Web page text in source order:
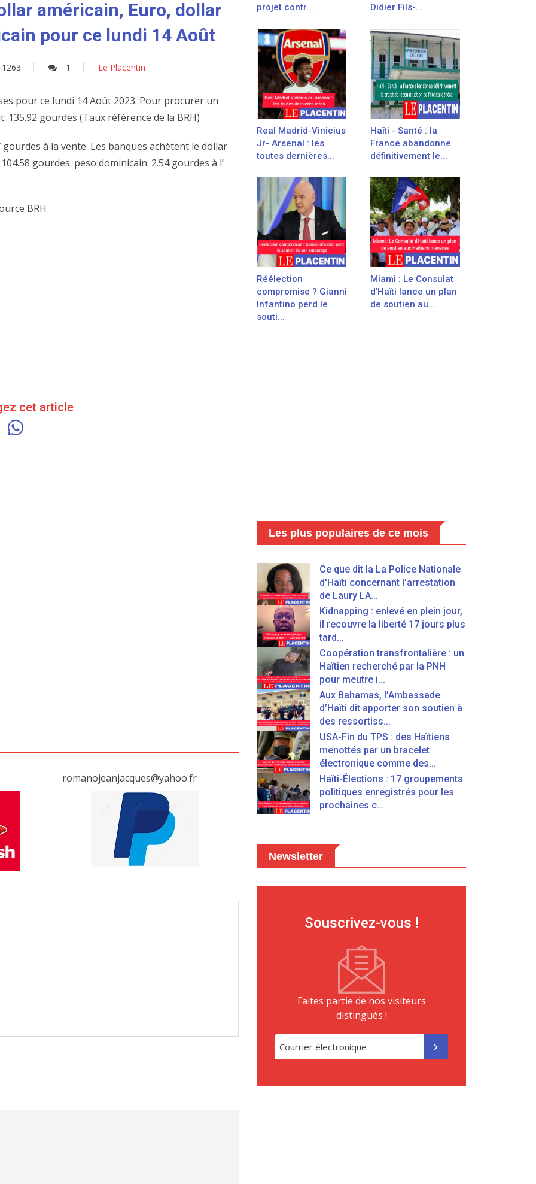
américain, Euro, dollar
pour ce lundi 14 Août
1263 1 Le Placentin
pour ce lundi 14 Août 2023. Pour procurer un
gourdes (Taux référence de la BRH)
gourdes à la vente. Les banques achètent le dollar
gourdes. peso dominicain: 2.54 gourdes à l’
BRH
cet article
romanojeanjacques@yahoo.fr
projet contr...
Didier Fils-...
Real Madrid-Vinicius
Jr- Arsenal : les
toutes dernières...
Haïti - Santé : la
France abandonne
définitivement le...
Réélection
compromise ? Gianni
Infantino perd le
souti...
Miami : Le Consulat
d'Haïti lance un plan
de soutien au...
Les plus populaires de ce mois
Ce que dit la La Police Nationale
d'Haïti concernant l'arrestation
de Laury LA...
Kidnapping : enlevé en plein jour,
il recouvre la liberté 17 jours plus
tard...
Coopération transfrontalière : un
Haïtien recherché par la PNH
pour meutre i...
Aux Bahamas, l’Ambassade
d’Haïti dit apporter son soutien à
des ressortiss...
USA-Fin du TPS : des Haïtiens
menottés par un bracelet
électronique comme des...
Haïti-Élections : 17 groupements
politiques enregistrés pour les
prochaines c...
Newsletter
Souscrivez-vous !
Faites partie de nos visiteurs
distingués !